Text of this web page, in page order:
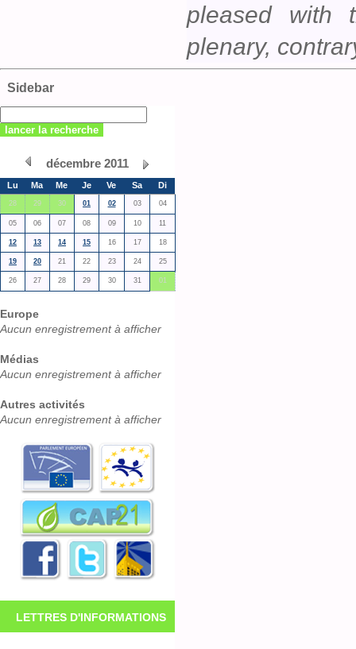
pleased with
plenary,
Sidebar
décembre 2011
Lu Ma Me Je Ve Sa Di
28 29 30 01 02 03 04
05 06 07 08 09 10 11
12 13 14 15 16 17 18
19 20 21 22 23 24 25
26 27 28 29 30 31 01
Europe
Aucun enregistrement à afficher
Médias
Aucun enregistrement à afficher
Autres activités
Aucun enregistrement à afficher
LETTRES D'INFORMATIONS